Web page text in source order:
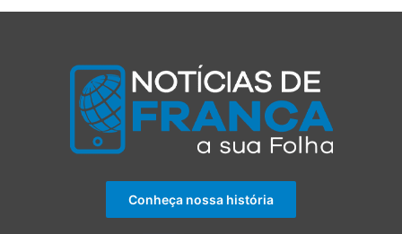
Conheça nossa história